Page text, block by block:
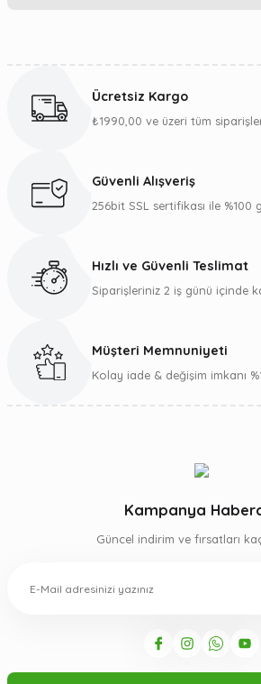
Görüş ve önerileriniz için teşekkür ederiz.
Ürün bilgilerinde hatalar bulunuyor.
Gönder
Ücretsiz Kargo
₺1990,00 ve üzeri tüm
Güvenli Alışveriş
256bit SSL sertifikası ile %100
Hızlı ve Güvenli Teslimat
Siparişleriniz 2 iş günü içinde
Müşteri Memnuniyeti
Kolay iade & değişim imkanı
Kampanya
Güncel indirim ve fırsatları